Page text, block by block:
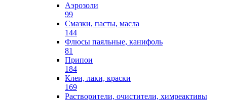
Аэрозоли
99
Смазки, пасты, масла
144
Флюсы паяльные, канифоль
81
Припои
184
Клеи, лаки, краски
169
Растворители, очистители, химреактивы